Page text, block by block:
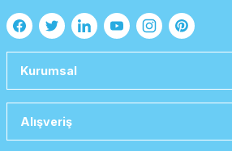
Kurumsal
Alışveriş